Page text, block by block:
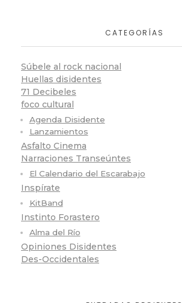
CATEGORÍAS
Súbele al rock nacional
Huellas disidentes
71 Decibeles
foco cultural
Agenda Disidente
Lanzamientos
Asfalto Cinema
Narraciones Transeúntes
El Calendario del Escarabajo
Inspírate
KitBand
Instinto Forastero
Alma del Río
Opiniones Disidentes
Des-Occidentales